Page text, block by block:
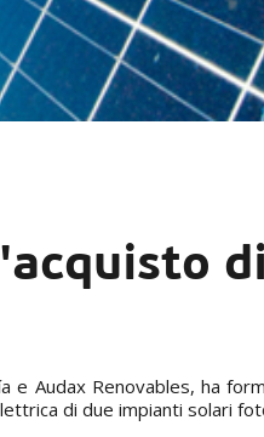
e Audax Renovables, ha
di due impianti solari